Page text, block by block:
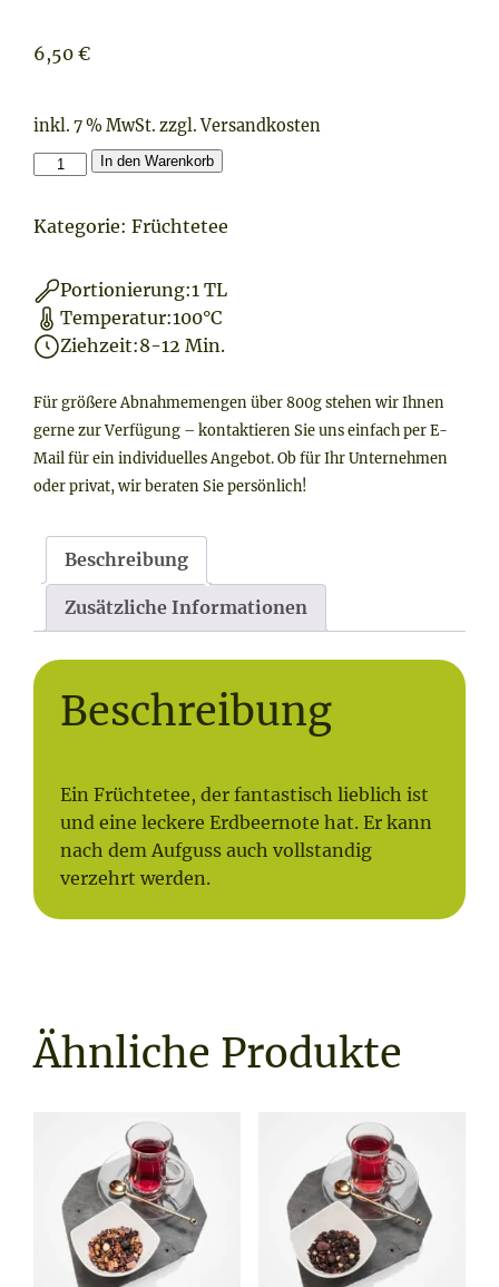
6,50 €
inkl. 7 % MwSt. zzgl.Versandkosten
Erdbeer
Menge
In den Warenkorb
Kategorie: Früchtetee
Portionierung:1 TL
Temperatur:100°C
Ziehzeit:8-12 Min.
Für größere Abnahmemengen über 800g stehen wir Ihnen
gerne zur Verfügung – kontaktieren Sie uns einfach per E-
Mail für ein individuelles Angebot. Ob für Ihr Unternehmen
oder privat, wir beraten Sie persönlich!
Beschreibung
Zusätzliche Informationen
Beschreibung
Ein Früchtetee, der fantastisch lieblich ist
und eine leckere Erdbeernote hat. Er kann
nach dem Aufguss auch vollstandig
verzehrt werden.
Ähnliche Produkte